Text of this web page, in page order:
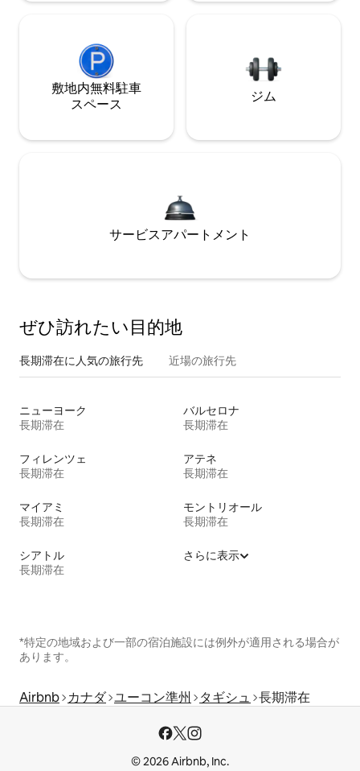
敷地内無料駐⁠車
ス⁠ペ⁠ー⁠ス
ジム
サービスアパートメント
ぜひ訪⁠れ⁠た⁠い目⁠的⁠地
長期滞在に人気の旅行先 近場の旅行先
ニューヨーク
長期滞在
バルセロナ
長期滞在
フィレンツェ
長期滞在
アテネ
長期滞在
マイアミ
長期滞在
モントリオール
長期滞在
シアトル
長期滞在
さらに表示
*特定の地域および一部の宿泊施設には例外が適用される場合が
あります。
Airbnb カナダ ユーコン準州 タギシュ 長期滞在
© 2026 Airbnb, Inc.